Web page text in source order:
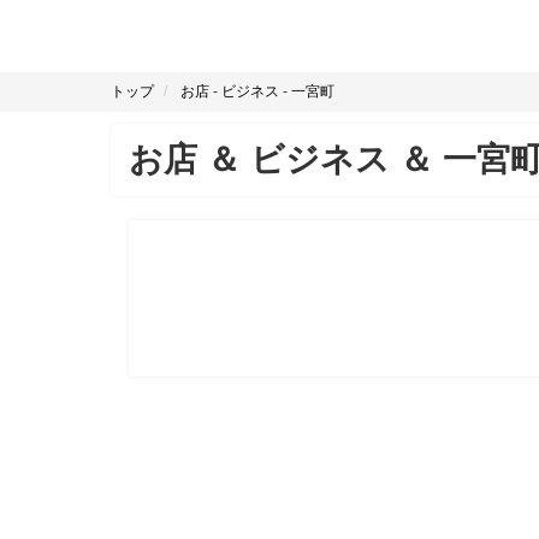
トップ お店 - ビジネス - 一宮町
お店 ＆ ビジネス ＆ 一宮